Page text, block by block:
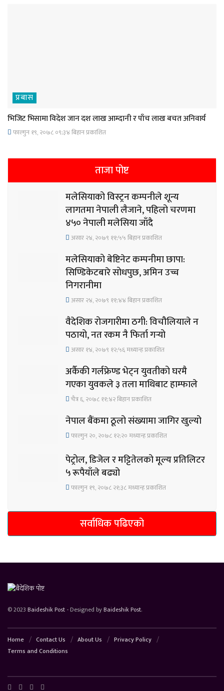
प्रबास
भिजिट भिसामा विदेश जान दश लाख आम्दानी र पाँच लाख बचत अनिवार्य
फाल्गुन १९, २०७८ ०९;३४ बिहान प्रकाशित
ताजा पोष्ट
मलेसियाको विस्ट्रन कम्पनीले शून्य
लागतमा नेपाली लैजाने, पहिलो चरणमा
४५० नेपाली मलेसिया जाँदै
असार २४, २०७९ ११;५५ बिहान प्रकाशित
मलेसियाको बेष्टिनेट कम्पनीमा छापा:
सिण्डिकेटबारे सोधपुछ, अमिन उच्च
निगरानीमा
असार २४, २०७९ ११;४४ बिहान प्रकाशित
वैदेशिक रोजगारीमा ठगी: विचौलियाले न
पठायो, नत रकम नै फिर्ता गर्‍यो
असार १४, २०७९ १२;५६ मध्यान्ह प्रकाशित
अर्कैकी गर्लफ्रेण्ड भेट्न युवतीको घरमै
गएका युवकले ३ तला माथिबाट हाम्फाले
चैत्र ६, २०७८ ११;४२ बिहान प्रकाशित
नेपाल बैंकमा ठूलो संख्यामा जागिर खुल्यो
फाल्गुन २०, २०७८ १२;२० मध्यान्ह प्रकाशित
पेट्रोल, डिजेल र मट्टितेलको मूल्य प्रतिलिटर
५ रूपैयाँले बढ्यो
फाल्गुन १९, २०७८ २१;३८ मध्यान्ह प्रकाशित
सर्वाधिक पढिएको
© 2023 Baideshik Post - Designed byBaideshik Post.
Home Contact Us About Us
Privacy Policy
Terms and Conditions